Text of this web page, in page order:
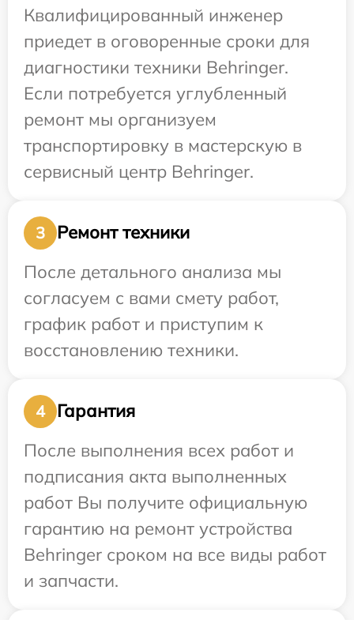
Квалифицированный инженер
приедет в оговоренные сроки для
диагностики техники Behringer.
Если потребуется углубленный
ремонт мы организуем
транспортировку в мастерскую в
сервисный центр Behringer.
3
Ремонт техники
После детального анализа мы
согласуем с вами смету работ,
график работ и приступим к
восстановлению техники.
4
Гарантия
После выполнения всех работ и
подписания акта выполненных
работ Вы получите официальную
гарантию на ремонт устройства
Behringer сроком на все виды работ
и запчасти.